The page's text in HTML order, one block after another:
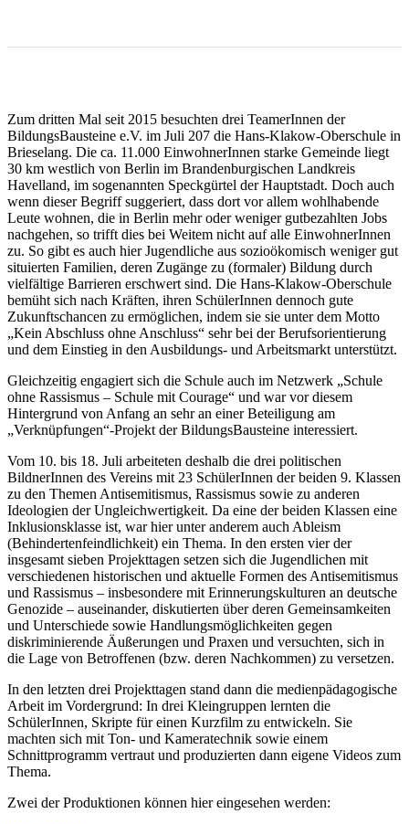
Zum dritten Mal seit 2015 besuchten drei TeamerInnen der
BildungsBausteine e.V. im Juli 207 die Hans-Klakow-Oberschule in
Brieselang. Die ca. 11.000 EinwohnerInnen starke Gemeinde liegt
30 km westlich von Berlin im Brandenburgischen Landkreis
Havelland, im sogenannten Speckgürtel der Hauptstadt. Doch auch
wenn dieser Begriff suggeriert, dass dort vor allem wohlhabende
Leute wohnen, die in Berlin mehr oder weniger gutbezahlten Jobs
nachgehen, so trifft dies bei Weitem nicht auf alle EinwohnerInnen
zu. So gibt es auch hier Jugendliche aus sozioökomisch weniger gut
situierten Familien, deren Zugänge zu (formaler) Bildung durch
vielfältige Barrieren erschwert sind. Die Hans-Klakow-Oberschule
bemüht sich nach Kräften, ihren SchülerInnen dennoch gute
Zukunftschancen zu ermöglichen, indem sie sie unter dem Motto
„Kein Abschluss ohne Anschluss“ sehr bei der Berufsorientierung
und dem Einstieg in den Ausbildungs- und Arbeitsmarkt unterstützt.
Gleichzeitig engagiert sich die Schule auch im Netzwerk „Schule
ohne Rassismus – Schule mit Courage“ und war vor diesem
Hintergrund von Anfang an sehr an einer Beteiligung am
„Verknüpfungen“-Projekt der BildungsBausteine interessiert.
Vom 10. bis 18. Juli arbeiteten deshalb die drei politischen
BildnerInnen des Vereins mit 23 SchülerInnen der beiden 9. Klassen
zu den Themen Antisemitismus, Rassismus sowie zu anderen
Ideologien der Ungleichwertigkeit. Da eine der beiden Klassen eine
Inklusionsklasse ist, war hier unter anderem auch Ableism
(Behindertenfeindlichkeit) ein Thema. In den ersten vier der
insgesamt sieben Projekttagen setzen sich die Jugendlichen mit
verschiedenen historischen und aktuelle Formen des Antisemitismus
und Rassismus – insbesondere mit Erinnerungskulturen an deutsche
Genozide – auseinander, diskutierten über deren Gemeinsamkeiten
und Unterschiede sowie Handlungsmöglichkeiten gegen
diskriminierende Äußerungen und Praxen und versuchten, sich in
die Lage von Betroffenen (bzw. deren Nachkommen) zu versetzen.
In den letzten drei Projekttagen stand dann die medienpädagogische
Arbeit im Vordergrund: In drei Kleingruppen lernten die
SchülerInnen, Skripte für einen Kurzfilm zu entwickeln. Sie
machten sich mit Ton- und Kameratechnik sowie einem
Schnittprogramm vertraut und produzierten dann eigene Videos zum
Thema.
Zwei der Produktionen können hier eingesehen werden: